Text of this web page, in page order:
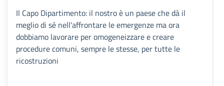
Il Capo Dipartimento: il nostro è un paese che dà il
meglio di sé nell'affrontare le emergenze ma ora
dobbiamo lavorare per omogeneizzare e creare
procedure comuni, sempre le stesse, per tutte le
ricostruzioni